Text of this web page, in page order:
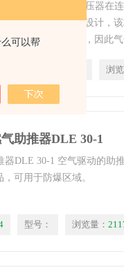
可以帮
器氧气助推器 该增压器在
设备和连续工作而设计，该
每冲程的体积很大，因此
浏
助推器DLE 30-1
器DLE 30-1 空气驱动的助
可用于防爆区域。
型号： 浏览量：